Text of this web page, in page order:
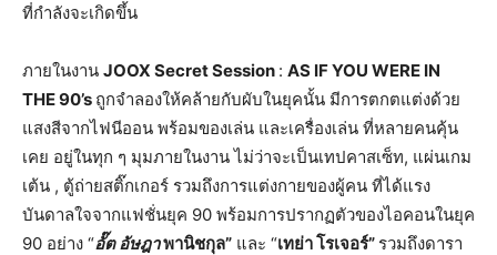
ที่กำลังจะเกิดขึ้น
ภายในงาน JOOX Secret Session : AS IF YOU WERE IN
THE 90’s ถูกจำลองให้คล้ายกับผับในยุคนั้น มีการตกตแต่งด้วย
แสงสีจากไฟนีออน พร้อมของเล่น และเครื่องเล่น ที่หลายคนคุ้น
เคย อยู่ในทุก ๆ มุมภายในงาน ไม่ว่าจะเป็นเทปคาสเซ็ท, แผ่นเกม
เต้น , ตู้ถ่ายสติ๊กเกอร์ รวมถึงการแต่งกายของผู้คน ที่ได้แรง
บันดาลใจจากแฟชั่นยุค 90 พร้อมการปรากฏตัวของไอคอนในยุค
90 อย่าง “อั๊ต อัษฎาพานิชกุล” และ “เทย่า โรเจอร์” รวมถึงดารา